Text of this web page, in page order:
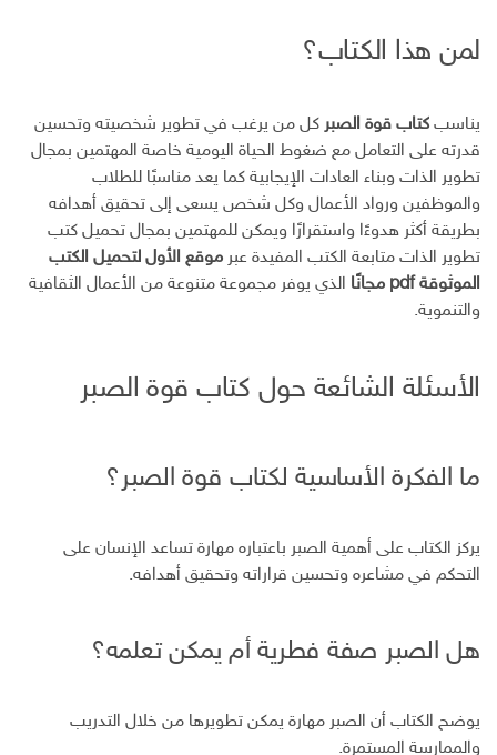
لمن هذا الكتاب؟
يناسب كتاب قوة الصبر كل من يرغب في تطوير شخصيته وتحسين
قدرته على التعامل مع ضغوط الحياة اليومية خاصة المهتمين بمجال
تطوير الذات وبناء العادات الإيجابية كما يعد مناسبًا للطلاب
والموظفين ورواد الأعمال وكل شخص يسعى إلى تحقيق أهدافه
بطريقة أكثر هدوءًا واستقرارًا ويمكن للمهتمين بمجال تحميل كتب
تطوير الذات متابعة الكتب المفيدة عبر موقع الأول لتحميل الكتب
الموثوقة pdf مجانًا
الذي يوفر مجموعة متنوعة من الأعمال الثقافية
والتنموية.
الأسئلة الشائعة حول كتاب قوة الصبر
ما الفكرة الأساسية لكتاب قوة الصبر؟
يركز الكتاب على أهمية الصبر باعتباره مهارة تساعد الإنسان على
التحكم في مشاعره وتحسين قراراته وتحقيق أهدافه.
هل الصبر صفة فطرية أم يمكن تعلمه؟
يوضح الكتاب أن الصبر مهارة يمكن تطويرها من خلال التدريب
والممارسة المستمرة.